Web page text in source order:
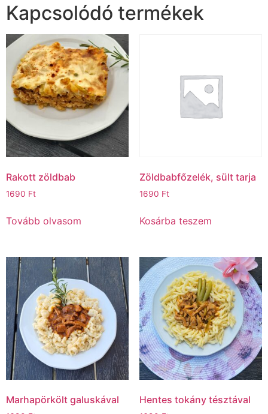
Kapcsolódó termékek
Rakott zöldbab
1690 Ft
Tovább olvasom
Zöldbabfőzelék, sült tarja
1690 Ft
Kosárba teszem
Marhapörkölt galuskával Hentes tokány tésztával